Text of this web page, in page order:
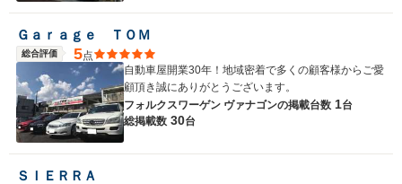
Ｇａｒａｇｅ ＴＯＭ
総合評価 5点
自動車屋開業30年！地域密着で多くの顧客様からご愛
顧頂き誠にありがとうございます。
フォルクスワーゲン ヴァナゴンの掲載台数 1台
総掲載数 30台
ＳＩＥＲＲＡ